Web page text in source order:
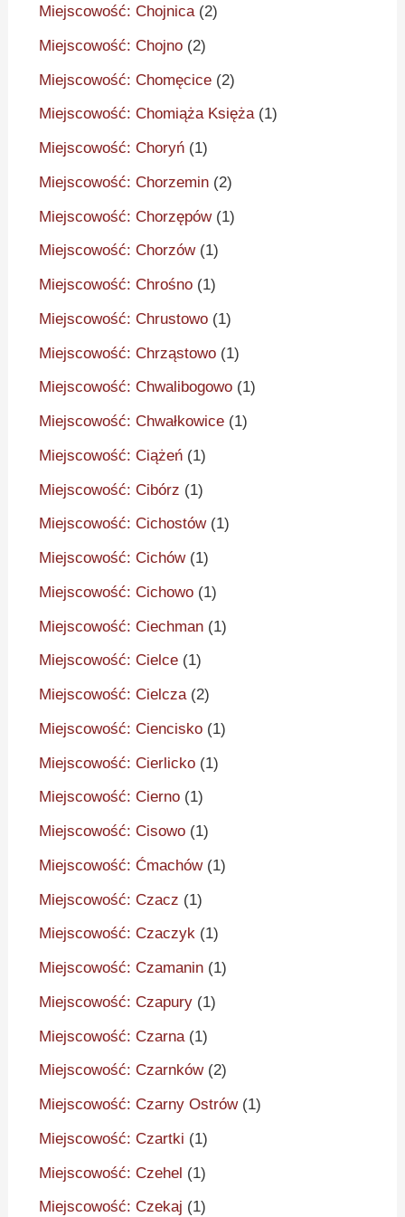
Miejscowość: Chojnica(2)
Miejscowość: Chojno (2)
Miejscowość: Chomęcice (2)
Miejscowość: Chomiąża Księża(1)
Miejscowość: Choryń (1)
Miejscowość: Chorzemin (2)
Miejscowość: Chorzępów(1)
Miejscowość: Chorzów(1)
Miejscowość: Chrośno (1)
Miejscowość: Chrustowo (1)
Miejscowość: Chrząstowo (1)
Miejscowość: Chwalibogowo (1)
Miejscowość: Chwałkowice (1)
Miejscowość: Ciążeń (1)
Miejscowość: Cibórz (1)
Miejscowość: Cichostów(1)
Miejscowość: Cichów(1)
Miejscowość: Cichowo (1)
Miejscowość: Ciechman (1)
Miejscowość: Cielce (1)
Miejscowość: Cielcza(2)
Miejscowość: Ciencisko (1)
Miejscowość: Cierlicko (1)
Miejscowość: Cierno (1)
Miejscowość: Cisowo (1)
Miejscowość: Ćmachów(1)
Miejscowość: Czacz (1)
Miejscowość: Czaczyk (1)
Miejscowość: Czamanin (1)
Miejscowość: Czapury (1)
Miejscowość: Czarna (1)
Miejscowość: Czarnków(2)
Miejscowość: Czarny Ostrów(1)
Miejscowość: Czartki (1)
Miejscowość: Czehel (1)
Miejscowość: Czekaj (1)